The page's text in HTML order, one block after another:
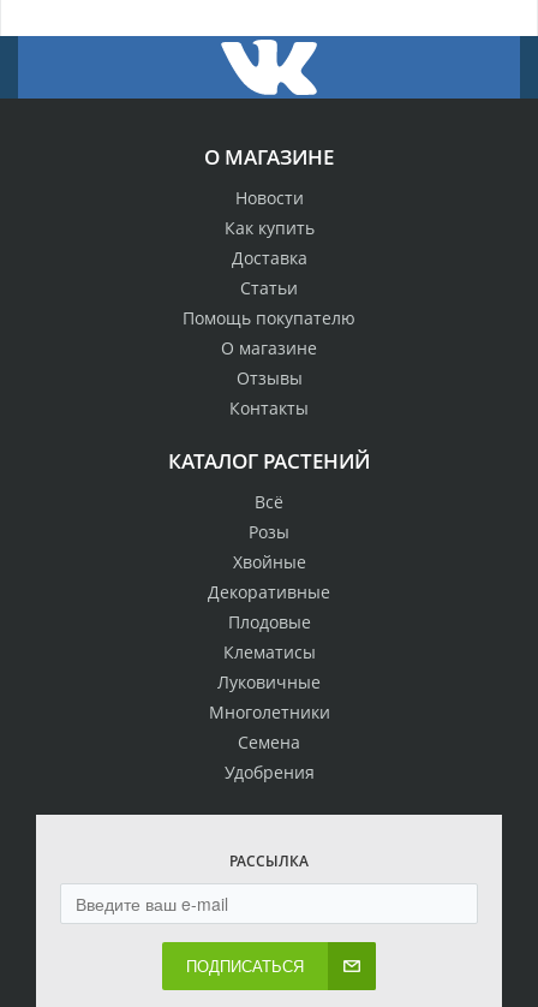
О МАГАЗИНЕ
Новости
Как купить
Доставка
Статьи
Помощь покупателю
О магазине
Отзывы
Контакты
КАТАЛОГ РАСТЕНИЙ
Всё
Розы
Хвойные
Декоративные
Плодовые
Клематисы
Луковичные
Многолетники
Семена
Удобрения
РАССЫЛКА
ПОДПИСАТЬСЯ